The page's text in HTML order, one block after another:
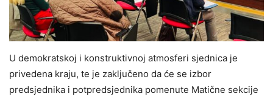
U demokratskoj i konstruktivnoj atmosferi sjednica je
privedena kraju, te je zaključeno da će se izbor
predsjednika i potpredsjednika pomenute Matične sekcije